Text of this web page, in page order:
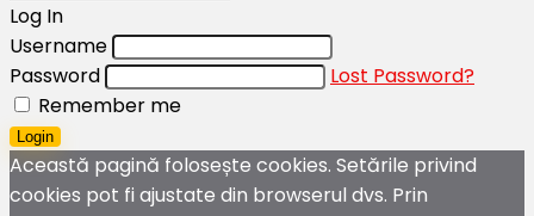
Log In
Username
Password
Lost Password?
Remember me
Login
Această pagină folosește cookies. Setările privind
cookies pot fi ajustate din browserul dvs. Prin